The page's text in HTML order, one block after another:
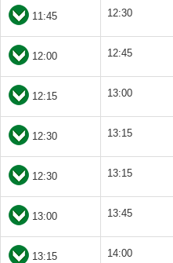
11:45 12:30
12:00 12:45
12:15 13:00
12:30 13:15
12:30 13:15
13:00 13:45
13:15 14:00